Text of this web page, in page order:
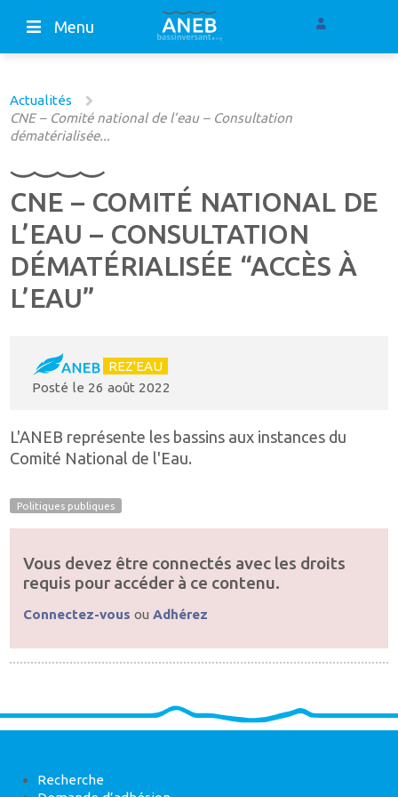
Menu
Actualités
CNE – Comité national de l’eau – Consultation
dématérialisée...
CNE – COMITÉ NATIONAL DE
L’EAU – CONSULTATION
DÉMATÉRIALISÉE “ACCÈS À
L’EAU”
REZ'EAU
Posté le 26 août 2022
L'ANEB représente les bassins aux instances du
Comité National de l'Eau.
Politiques publiques
Vous devez être connectés avec les droits
requis pour accéder à ce contenu.
Connectez-vous ouAdhérez
Recherche